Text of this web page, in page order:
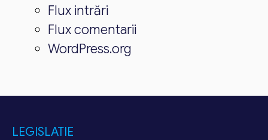
Flux intrări
Flux comentarii
WordPress.org
LEGISLATIE